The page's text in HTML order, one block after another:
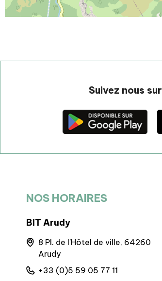
Suivez nous sur
NOS HORAIRES
BIT Arudy
8 Pl. de l'Hôtel de ville, 64260
Arudy
+33 (0)5 59 05 77 11